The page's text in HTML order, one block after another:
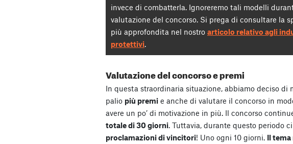
invece di combatterla. Ignoreremo tali modelli
valutazione del concorso. Si prega di consultare la
più approfondita nel nostro articolo relativo agli
protettivi.
Valutazione del concorso e premi
In questa straordinaria situazione, abbiamo deciso di
palio più premi e anche di valutare il concorso in
avere un po’ di motivazione in più. Il concorso
totale di 30 giorni. Tuttavia, durante questo periodo
proclamazioni di vincitori! Uno ogni 10 giorni. Il tema